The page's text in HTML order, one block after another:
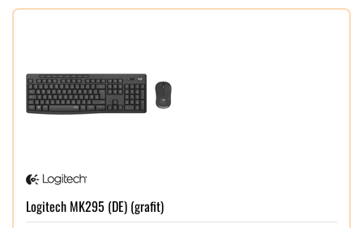
Logitech MK295 (DE) (grafit)